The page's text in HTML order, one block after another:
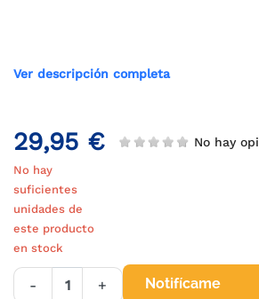
Ver descripción completa
29,95 € No hay
No hay
suficientes
unidades de
este producto
en stock
- + Notifícame